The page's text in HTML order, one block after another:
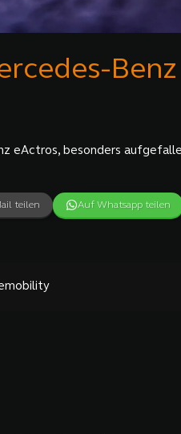
Benz
eActros, besonders
teilen Auf Whatsapp teilen